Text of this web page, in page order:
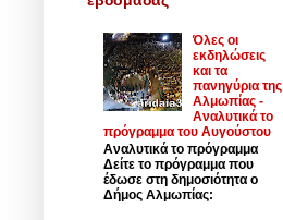
Όλες οι
εκδηλώσεις
και τα
πανηγύρια της
Αλμωπίας -
Αναλυτικά το
πρόγραμμα του Αυγούστου
Αναλυτικά το πρόγραμμα
Δείτε το πρόγραμμα που
έδωσε στη δημοσιότητα ο
Δήμος Αλμωπίας: